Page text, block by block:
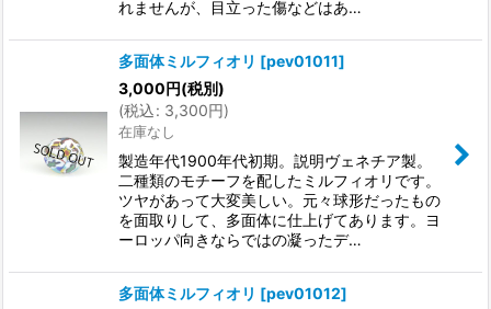
れませんが、目立った傷などはあ…
多面体ミルフィオリ [pev01011]
3,000円(税別)
(税込: 3,300円)
在庫なし
製造年代1900年代初期。説明ヴェネチア製。
二種類のモチーフを配したミルフィオリです。
ツヤがあって大変美しい。元々球形だったもの
を面取りして、多面体に仕上げてあります。ヨ
ーロッパ向きならではの凝ったデ…
多面体ミルフィオリ [pev01012]